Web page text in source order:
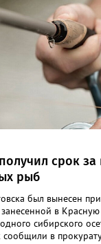
срок за
рыб
был вынесен
в
сибирского
сообщили в